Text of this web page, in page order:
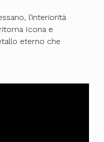
l’interiorità
Icona e
eterno che